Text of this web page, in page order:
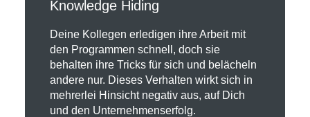
Knowledge Hiding
Deine Kollegen erledigen ihre Arbeit mit
den Programmen schnell, doch sie
behalten ihre Tricks für sich und belächeln
andere nur. Dieses Verhalten wirkt sich in
mehrerlei Hinsicht negativ aus, auf Dich
und den Unternehmenserfolg.